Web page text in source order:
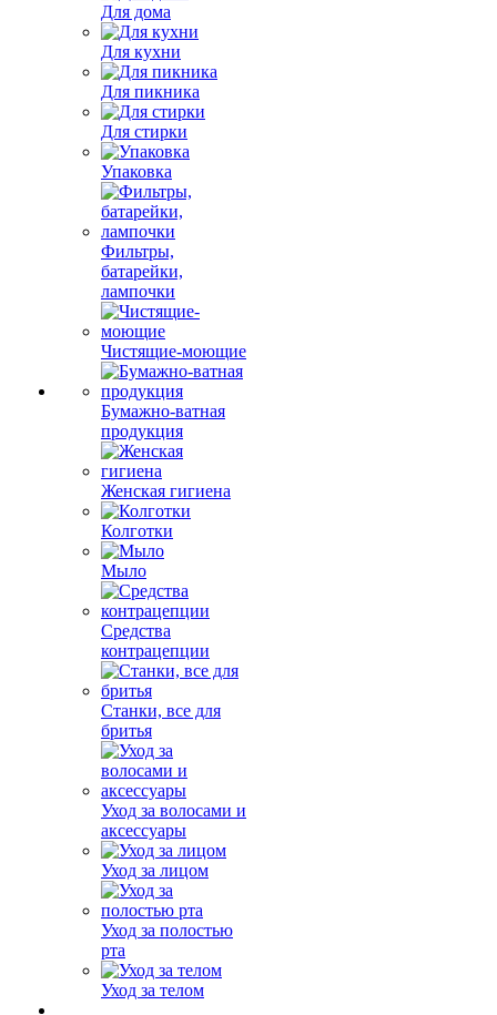
Для дома
Для кухни
Для пикника
Для стирки
Упаковка
Фильтры,
батарейки,
лампочки
Чистящие-моющие
Бумажно-ватная
продукция
Женская гигиена
Колготки
Мыло
Средства
контрацепции
Станки, все для
бритья
Уход за волосами и
аксессуары
Уход за лицом
Уход за полостью
рта
Уход за телом